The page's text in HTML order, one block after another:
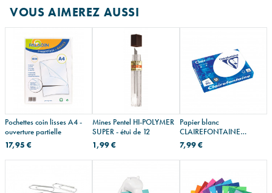
VOUS AIMEREZ AUSSI
Pochettes coin lisses A4 -
ouverture partielle
17,95 €
Mines Pentel HI-POLYMER
SUPER - étui de 12
1,99 €
Papier blanc
CLAIREFONTAINE
CLAIRALFA
7,99 €